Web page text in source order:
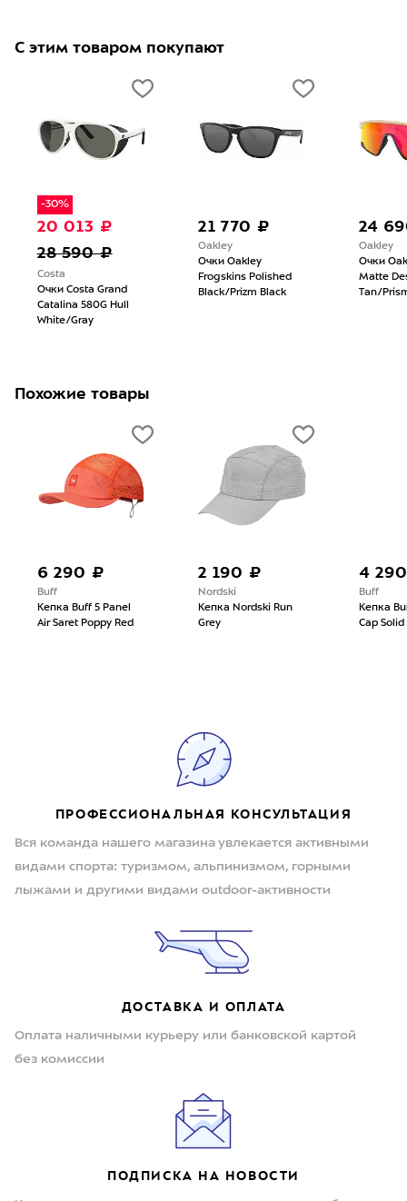
С этим товаром покупают
-30%
20 013 ₽
28 590 ₽
Costa
Очки Costa Grand
Catalina 580G Hull
White/Gray
21 770 ₽
Oakley
Очки Oakley
Frogskins Polished
Black/Prizm Black
24
Oakley
Очки
Matte
Tan/
Похожие товары
6 290 ₽
Buff
Кепка Buff 5 Panel
Air Saret Poppy Red
2 190 ₽
Nordski
Кепка Nordski Run
Grey
4
Buff
Кепка
Cap
ПРОФЕССИОНАЛЬНАЯ КОНСУЛЬТАЦИЯ
Вся команда нашего магазина увлекается активными
видами спорта: туризмом, альпинизмом, горными
лыжами и другими видами outdoor-активности
ДОСТАВКА И ОПЛАТА
Оплата наличными курьеру или банковской картой
без комиссии
ПОДПИСКА НА НОВОСТИ